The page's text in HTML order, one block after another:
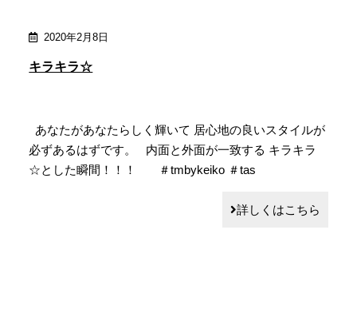
2020年2月8日
キラキラ☆
あなたがあなたらしく輝いて 居心地の良いスタイルが
必ずあるはずです。 内面と外面が一致する キラキラ
☆とした瞬間！！！ ＃tmbykeiko ＃tas
詳しくはこちら